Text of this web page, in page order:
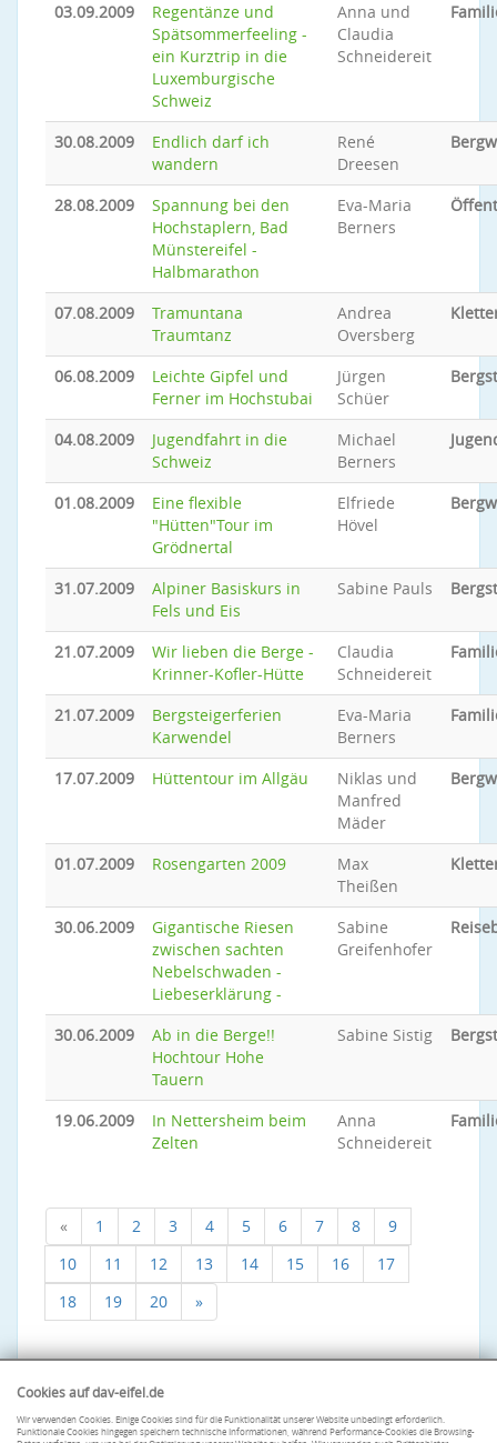
03.09.2009
Regentänze und
Spätsommerfeeling -
ein Kurztrip in die
Luxemburgische
Schweiz
Anna und
Claudia
Schneidereit
30.08.2009
Endlich darf ich
wandern
René
Dreesen
28.08.2009
Spannung bei den
Hochstaplern, Bad
Münstereifel -
Halbmarathon
Eva-Maria
Berners
07.08.2009
Tramuntana
Traumtanz
Andrea
Oversberg
06.08.2009
Leichte Gipfel und
Ferner im Hochstubai
Jürgen
Schüer
04.08.2009
Jugendfahrt in die
Schweiz
Michael
Berners
01.08.2009
Eine flexible
"Hütten"Tour im
Grödnertal
Elfriede
Hövel
31.07.2009
Alpiner Basiskurs in
Fels und Eis
Sabine Pauls
21.07.2009
Wir lieben die Berge -
Krinner-Kofler-Hütte
Claudia
Schneidereit
21.07.2009
Bergsteigerferien
Karwendel
Eva-Maria
Berners
17.07.2009 Hüttentour im Allgäu
Niklas und
Manfred
Mäder
01.07.2009 Rosengarten 2009
Max
Theißen
30.06.2009
Gigantische Riesen
zwischen sachten
Nebelschwaden -
Liebeserklärung -
Sabine
Greifenhofer
30.06.2009
Ab in die Berge!!
Hochtour Hohe
Tauern
Sabine Sistig
19.06.2009
In Nettersheim beim
Zelten
Anna
Schneidereit
« 1 2 3 4 5 6 7 8
9
10
11 12 13 14 15 16
17
18
19 20 »
Cookies auf dav-eifel.de
Wir verwenden Cookies. Einige Cookies sind für die Funktionalität unserer Website unbedingt erforderlich.
Funktionale Cookies hingegen speichern technische Informationen, während Performance-Cookies die Browsing-